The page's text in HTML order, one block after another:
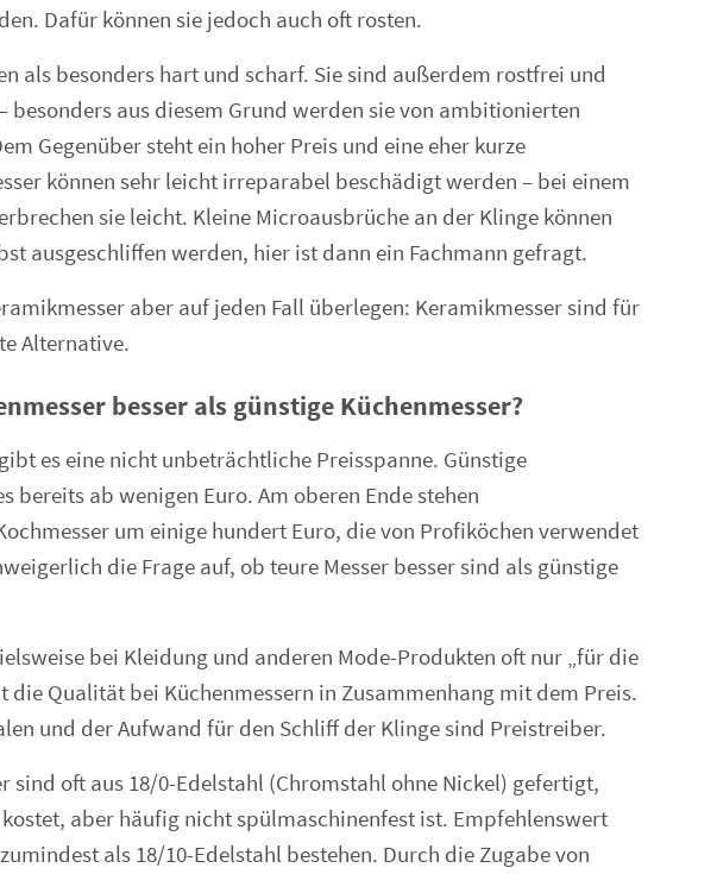
Dafür können sie jedoch auch oft rosten.
als besonders hart und scharf. Sie sind außerdem rostfrei und
besonders aus diesem Grund werden sie von ambitionierten
Gegenüber steht ein hoher Preis und eine eher kurze
können sehr leicht irreparabel beschädigt werden – bei einem
sie leicht. Kleine Microausbrüche an der Klinge können
ausgeschliffen werden, hier ist dann ein Fachmann gefragt.
aber auf jeden Fall überlegen: Keramikmesser sind für
Alternative.
besser als günstige Küchenmesser?
es eine nicht unbeträchtliche Preisspanne. Günstige
bereits ab wenigen Euro. Am oberen Ende stehen
um einige hundert Euro, die von Profiköchen verwendet
die Frage auf, ob teure Messer besser sind als günstige
bei Kleidung und anderen Mode-Produkten oft nur für die
die Qualität bei Küchenmessern in Zusammenhang mit dem Preis.
und der Aufwand für den Schliff der Klinge sind Preistreiber.
sind oft aus 18/0-Edelstahl (Chromstahl ohne Nickel) gefertigt,
aber häufig nicht spülmaschinenfest ist. Empfehlenswert
als 18/10-Edelstahl bestehen. Durch die Zugabe von